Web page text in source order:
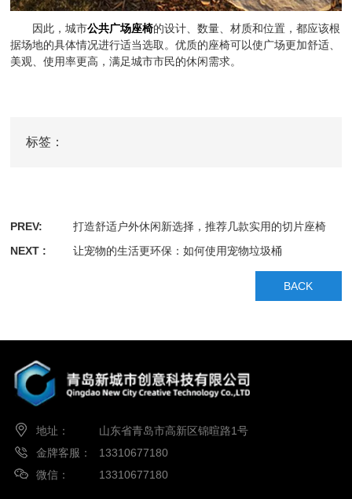
因此，城市公共广场座椅的设计、数量、材质和位置，都应该根
据场地的具体情况进行适当选取。优质的座椅可以使广场更加舒适、
美观、使用率更高，满足城市市民的休闲需求。
标签：
PREV:
打造舒适户外休闲新选择，推荐几款实用的切片座椅
NEXT :
让宠物的生活更环保：如何使用宠物垃圾桶
BACK
地址：
山东省青岛市高新区锦暄路1号
金牌客服：
13310677180
微信：
13310677180